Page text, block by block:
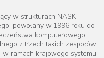
w strukturach NASK -
powołany w 1996 roku do
komputerowego.
z trzech takich zespołów
w ramach krajowego systemu